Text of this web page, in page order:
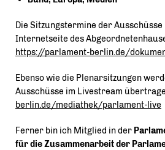
Die Sitzungstermine der Ausschüsse
Internetseite des
https://parlament-berlin.de/
Ebenso wie die Plenarsitzungen
Ausschüsse im Livestream
berlin.de/mediathek/parlament-live
Ferner bin ich Mitglied in der
für die Zusammenarbeit der